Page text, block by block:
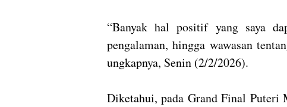
“Banyak hal positif yang saya
pengalaman, hingga wawasan
ungkapnya, Senin (2/2/2026).
Diketahui, pada Grand Final